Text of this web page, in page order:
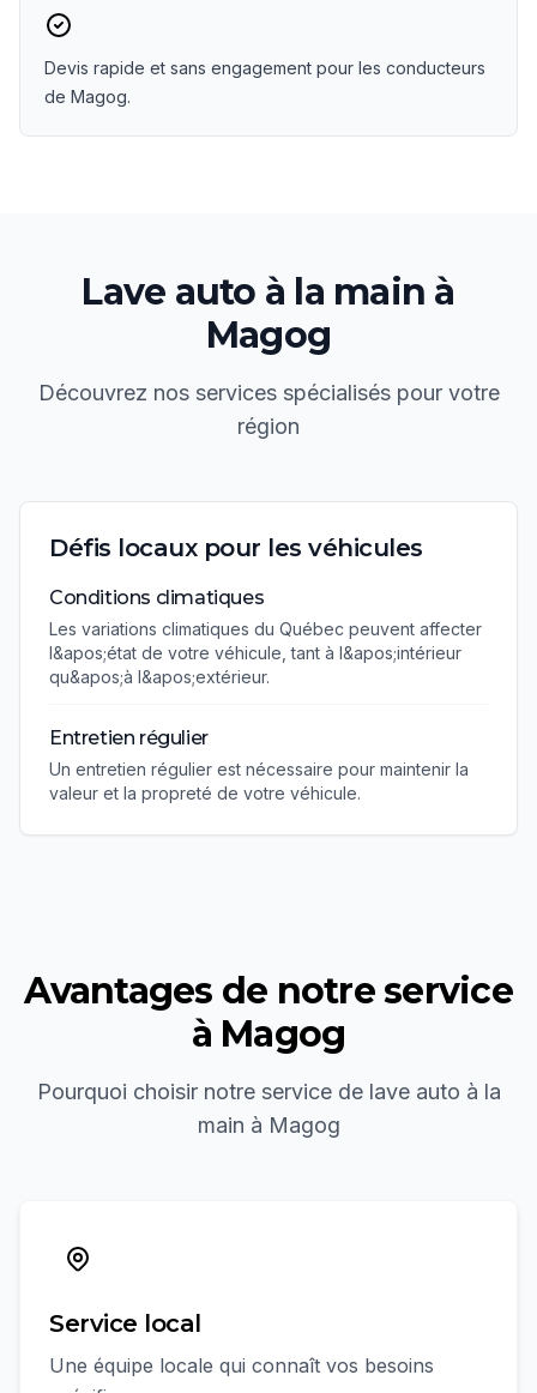
Devis rapide et sans engagement pour les conducteurs
de Magog.
Lave auto à la main à
Magog
Découvrez nos services spécialisés pour votre
région
Défis locaux pour les véhicules
Conditions climatiques
Les variations climatiques du Québec peuvent affecter
l&apos;état de votre véhicule, tant à l&apos;intérieur
qu&apos;à l&apos;extérieur.
Entretien régulier
Un entretien régulier est nécessaire pour maintenir la
valeur et la propreté de votre véhicule.
Avantages de notre service
à Magog
Pourquoi choisir notre service de lave auto à la
main à Magog
Service local
Une équipe locale qui connaît vos besoins